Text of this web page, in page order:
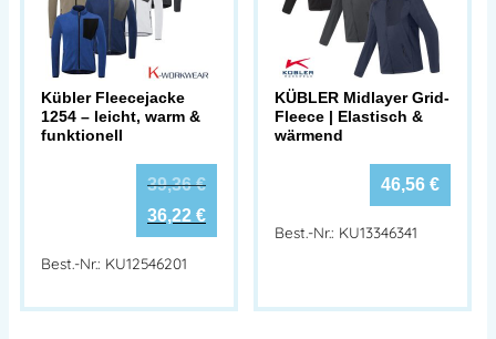
Kübler Fleecejacke
1254 – leicht, warm &
funktionell
39,36€
36,22 €
Best.-Nr.: KU12546201
KÜBLER Midlayer Grid-
Fleece | Elastisch &
wärmend
46,56 €
Best.-Nr.: KU13346341